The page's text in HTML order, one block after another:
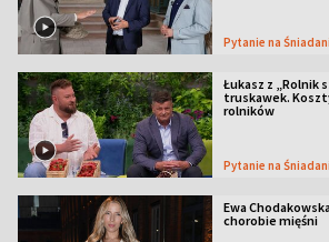
Pytanie na
Łukasz z „Rolnik
truskawek.
rolników
Pytanie na
Ewa
chorobie mięśni